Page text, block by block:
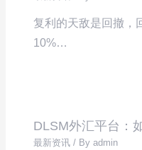
复利的天敌是回撤，
10%…
DLSM外汇平台：
最新资讯 / Byadmin